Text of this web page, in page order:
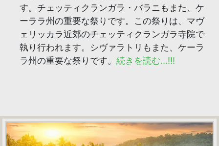
す。チェッティクランガラ・バラニもまた、ケ
ーララ州の重要な祭りです。この祭りは、マヴ
ェリッカラ近郊のチェッティクランガラ寺院で
執り行われます。シヴァラトリもまた、ケーラ
ラ州の重要な祭りです。 続きを読む...!!!